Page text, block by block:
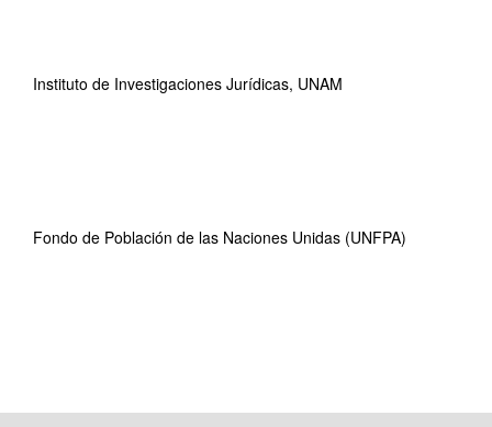
Instituto de Investigaciones Jurídicas, UNAM
Fondo de Población de las Naciones Unidas (UNFPA)